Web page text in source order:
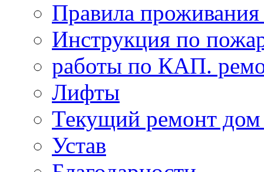
Правила
Инструкция по
работы по КАП.
Лифты
Текущий ремонт
Устав